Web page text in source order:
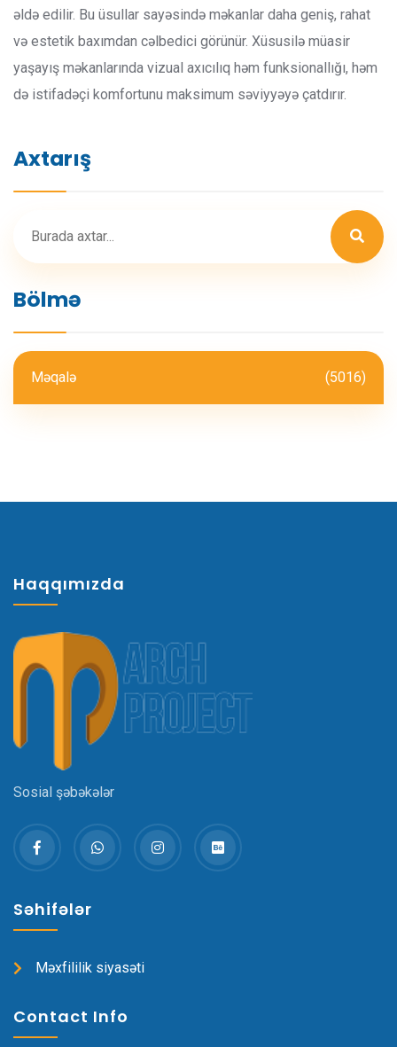
əldə edilir. Bu üsullar sayəsində məkanlar daha geniş, rahat
və estetik baxımdan cəlbedici görünür. Xüsusilə müasir
yaşayış məkanlarında vizual axıcılıq həm funksionallığı, həm
də istifadəçi komfortunu maksimum səviyyəyə çatdırır.
Axtarış
Bölmə
Məqalə (5016)
Haqqımızda
Sosial şəbəkələr
Səhifələr
Məxfililik siyasəti
Contact Info